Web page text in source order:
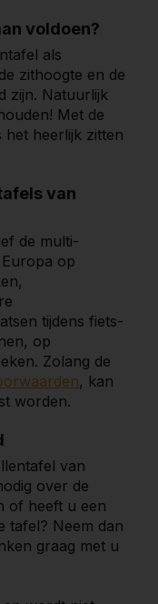
voldoen?
als
zithoogte en de
zijn. Natuurlijk
Met de
heerlijk zitten
van
de multi-
op
tijdens fiets-
op
Zolang de
, kan
worden.
van
over de
of heeft u een
tafel? Neem dan
graag met u